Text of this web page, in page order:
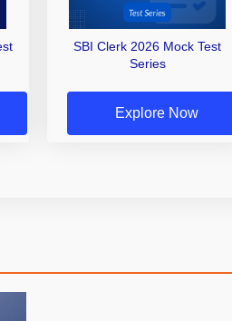
SBI Clerk 2026 Mock Test
Series
Explore Now